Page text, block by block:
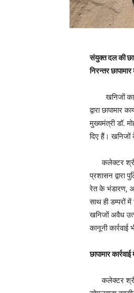
संयुक्त दल की
निरन्तर छापामार
खनिजों का
द्वारा
मुख्यमंत्री डॉ.
दिए हैं। खनिजों
कलेक्टर श्री
प्रशासन द्वारा
रेत के भंडारण,
साथ ही डम्परों
खनिजों अवैध
कानूनी कार्रवाई
छापामार
कलेक्टर श्री